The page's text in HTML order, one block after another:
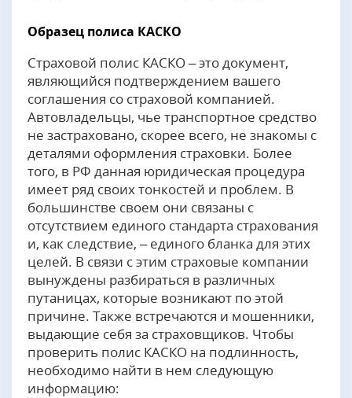
Образец полиса КАСКО
Страховой полис КАСКО – это документ,
являющийся подтверждением вашего
соглашения со страховой компанией.
Автовладельцы, чье транспортное средство
не застраховано, скорее всего, не знакомы с
деталями оформления страховки. Более
того, в РФ данная юридическая процедура
имеет ряд своих тонкостей и проблем. В
большинстве своем они связаны с
отсутствием единого стандарта страхования
и, как следствие, – единого бланка для этих
целей. В связи с этим страховые компании
вынуждены разбираться в различных
путаницах, которые возникают по этой
причине. Также встречаются и мошенники,
выдающие себя за страховщиков. Чтобы
проверить полис КАСКО на подлинность,
необходимо найти в нем следующую
информацию: